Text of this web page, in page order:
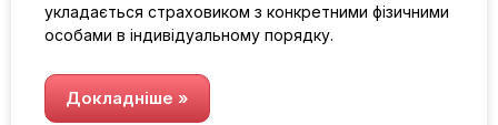
укладається страховиком з конкретними фізичними
особами в індивідуальному порядку.
Докладніше »